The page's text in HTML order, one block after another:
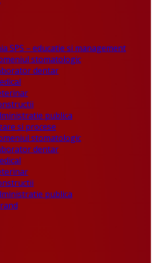
SPS – educatie si management
stomatologic
dentar
publica
si procese
stomatologic
dentar
publica